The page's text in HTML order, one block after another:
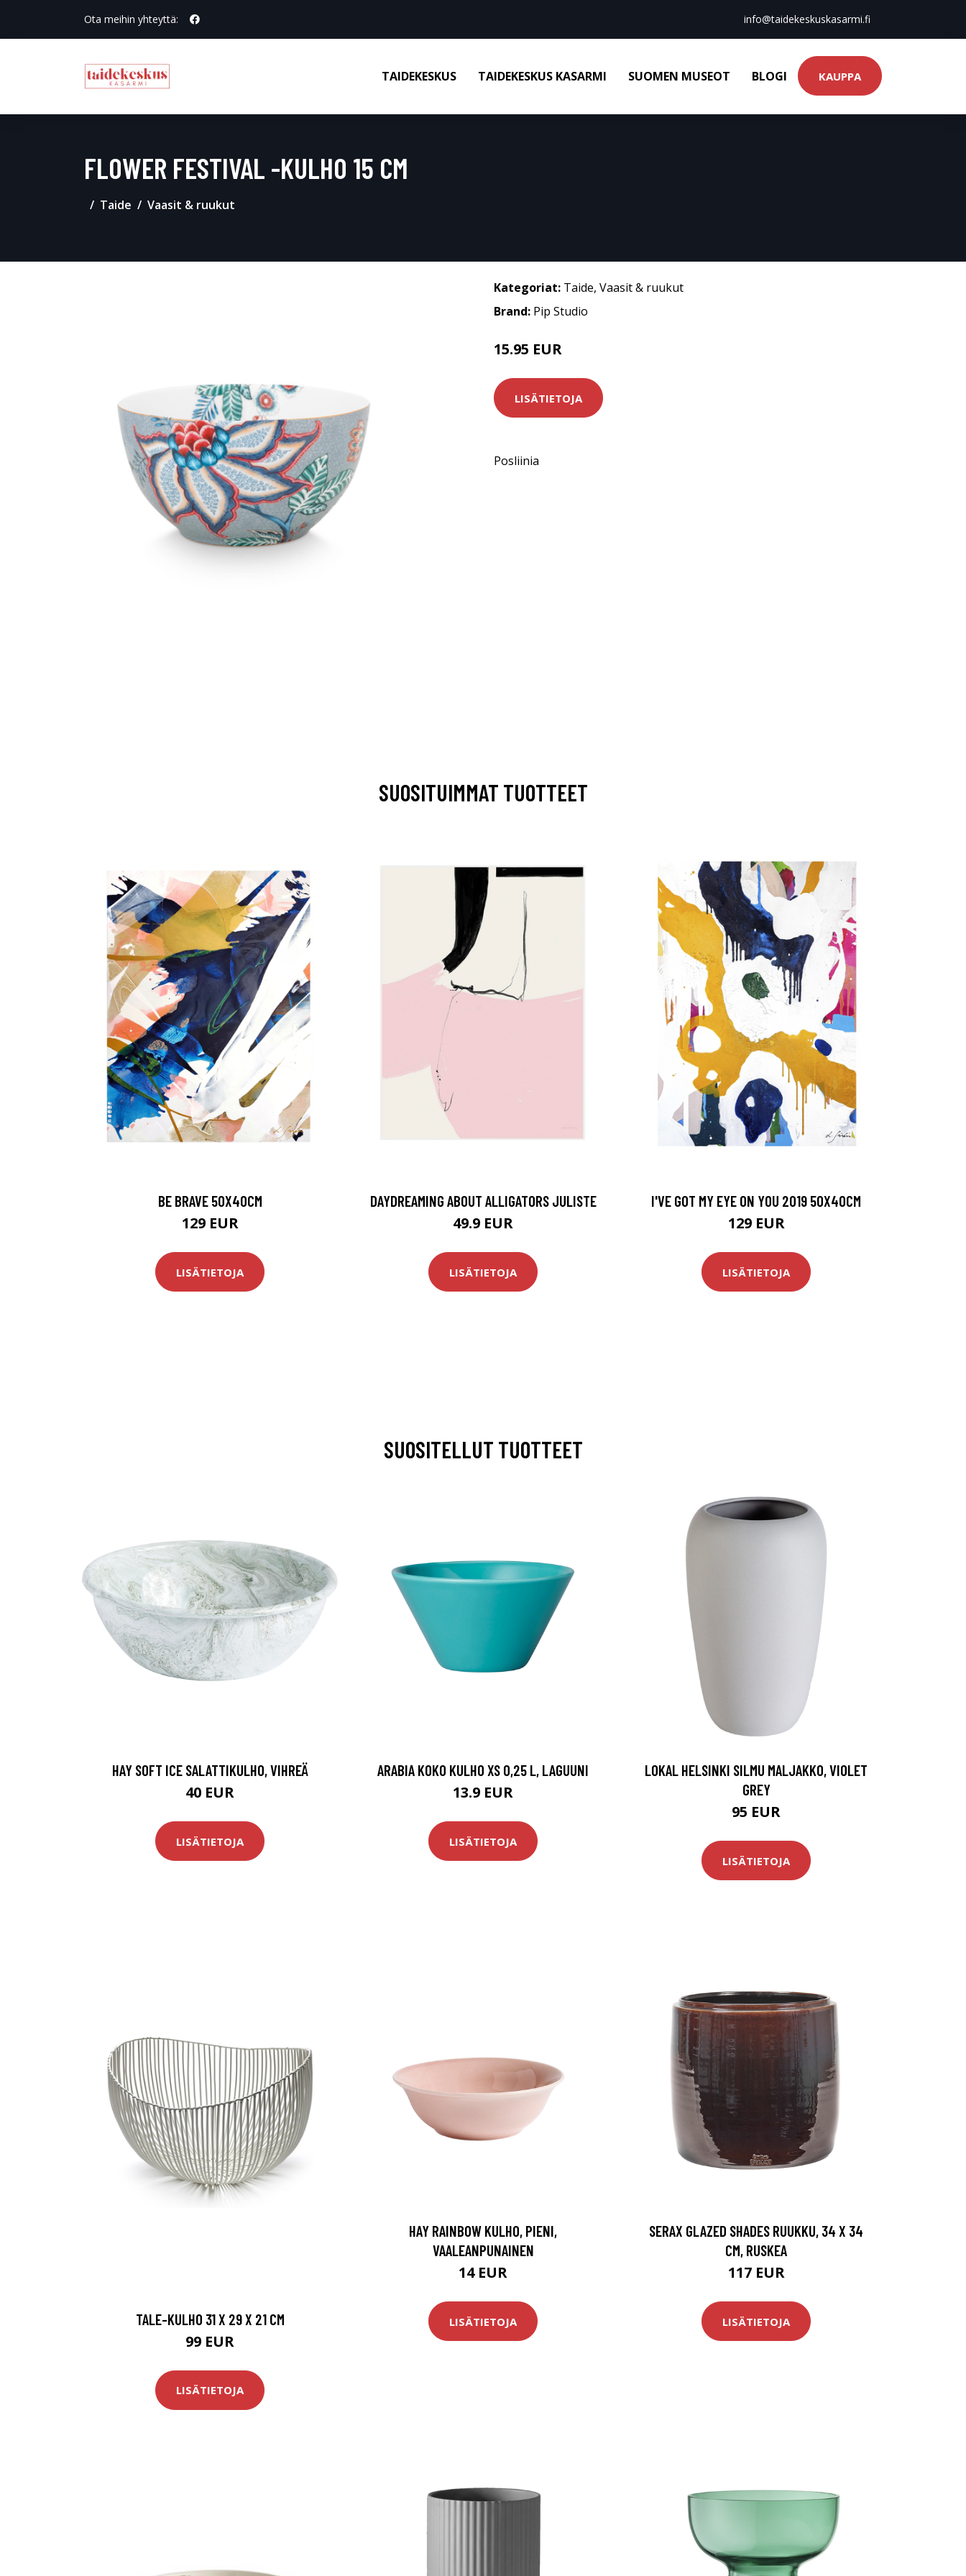
Ota meihin yhteyttä: info@taidekeskuskasarmi.fi
TAIDEKESKUS TAIDEKESKUS KASARMI SUOMEN MUSEOT BLOGI KAUPPA
FLOWER FESTIVAL -KULHO 15 CM
Taide Vaasit & ruukut
Kategoriat: Taide, Vaasit & ruukut
Brand: Pip Studio
15.95 EUR
LISÄTIETOJA
Posliinia
SUOSITUIMMAT TUOTTEET
BE BRAVE 50X40CM
129 EUR
LISÄTIETOJA
DAYDREAMING ABOUT ALLIGATORS JULISTE
49.9 EUR
LISÄTIETOJA
I'VE GOT MY EYE ON YOU 2019 50X40CM
129 EUR
LISÄTIETOJA
SUOSITELLUT TUOTTEET
HAY SOFT ICE SALATTIKULHO, VIHREÄ
40 EUR
LISÄTIETOJA
ARABIA KOKO KULHO XS 0,25 L, LAGUUNI
13.9 EUR
LISÄTIETOJA
LOKAL HELSINKI SILMU MALJAKKO, VIOLET
GREY
95 EUR
LISÄTIETOJA
TALE-KULHO 31 X 29 X 21 CM
99 EUR
LISÄTIETOJA
HAY RAINBOW KULHO, PIENI,
VAALEANPUNAINEN
14 EUR
LISÄTIETOJA
SERAX GLAZED SHADES RUUKKU, 34 X 34
CM, RUSKEA
117 EUR
LISÄTIETOJA